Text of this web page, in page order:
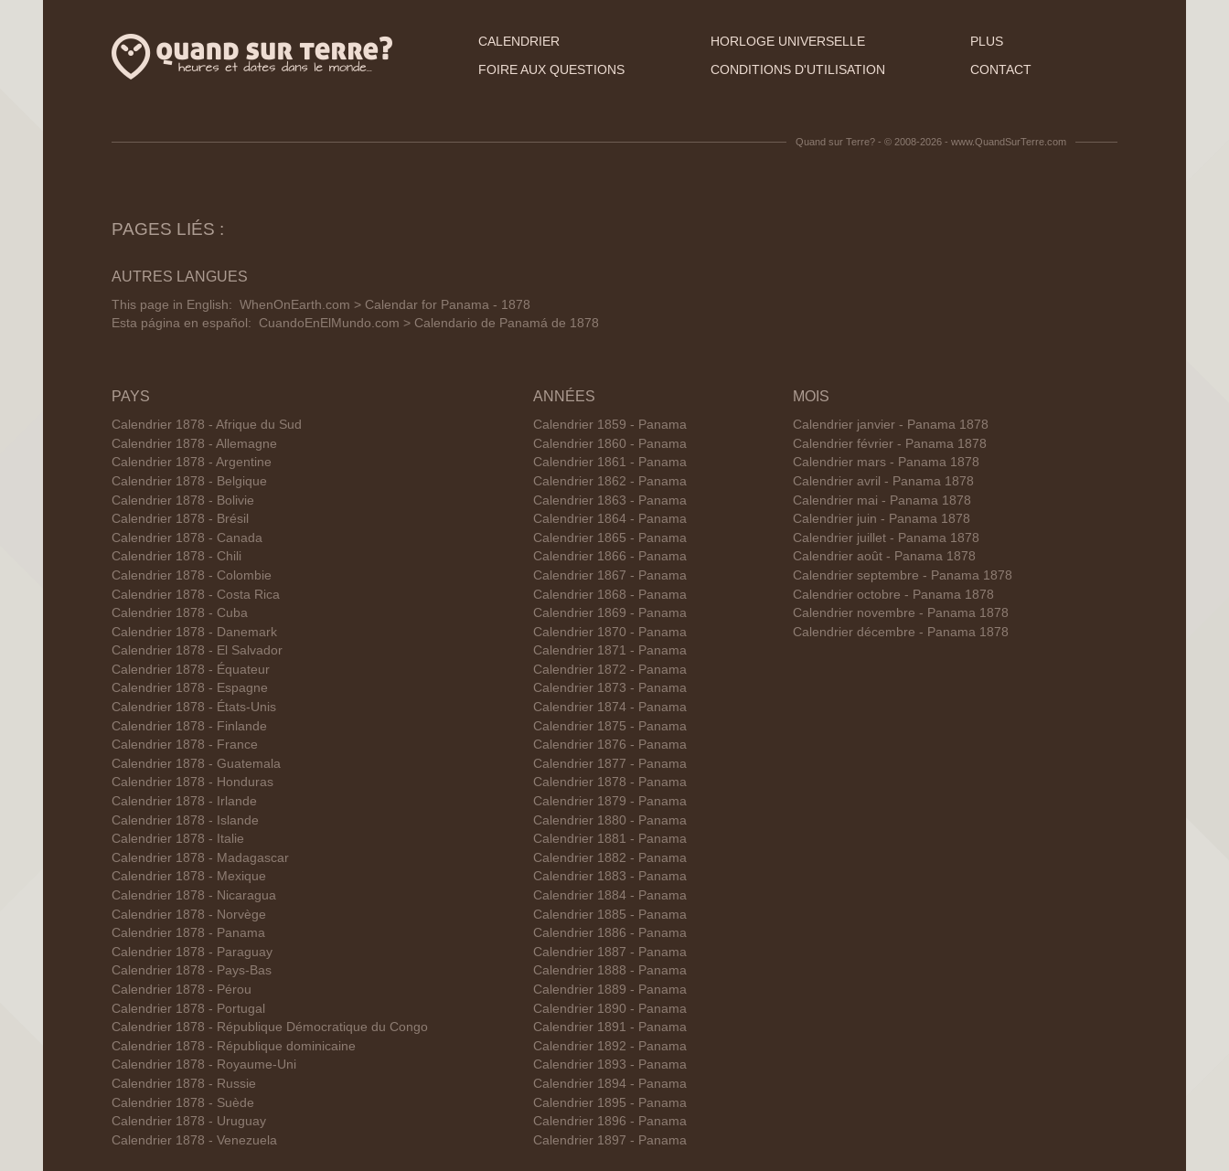
CALENDRIER HORLOGE UNIVERSELLE
PLUS
FOIRE AUX QUESTIONS
CONDITIONS D'UTILISATION CONTACT
Quand sur Terre? - © 2008-2026 - www.QuandSurTerre.com
PAGES LIÉS :
AUTRES LANGUES
This page in English: WhenOnEarth.com > Calendar for Panama - 1878
Esta página en español: CuandoEnElMundo.com > Calendario de Panamá de 1878
PAYS
Calendrier 1878 - Afrique du Sud
Calendrier 1878 - Allemagne
Calendrier 1878 - Argentine
Calendrier 1878 - Belgique
Calendrier 1878 - Bolivie
Calendrier 1878 - Brésil
Calendrier 1878 - Canada
Calendrier 1878 - Chili
Calendrier 1878 - Colombie
Calendrier 1878 - Costa Rica
Calendrier 1878 - Cuba
Calendrier 1878 - Danemark
Calendrier 1878 - El Salvador
Calendrier 1878 - Équateur
Calendrier 1878 - Espagne
Calendrier 1878 - États-Unis
Calendrier 1878 - Finlande
Calendrier 1878 - France
Calendrier 1878 - Guatemala
Calendrier 1878 - Honduras
Calendrier 1878 - Irlande
Calendrier 1878 - Islande
Calendrier 1878 - Italie
Calendrier 1878 - Madagascar
Calendrier 1878 - Mexique
Calendrier 1878 - Nicaragua
Calendrier 1878 - Norvège
Calendrier 1878 - Panama
Calendrier 1878 - Paraguay
Calendrier 1878 - Pays-Bas
Calendrier 1878 - Pérou
Calendrier 1878 - Portugal
Calendrier 1878 - République Démocratique du Congo
Calendrier 1878 - République dominicaine
Calendrier 1878 - Royaume-Uni
Calendrier 1878 - Russie
Calendrier 1878 - Suède
Calendrier 1878 - Uruguay
Calendrier 1878 - Venezuela
ANNÉES
Calendrier 1859 - Panama
Calendrier 1860 - Panama
Calendrier 1861 - Panama
Calendrier 1862 - Panama
Calendrier 1863 - Panama
Calendrier 1864 - Panama
Calendrier 1865 - Panama
Calendrier 1866 - Panama
Calendrier 1867 - Panama
Calendrier 1868 - Panama
Calendrier 1869 - Panama
Calendrier 1870 - Panama
Calendrier 1871 - Panama
Calendrier 1872 - Panama
Calendrier 1873 - Panama
Calendrier 1874 - Panama
Calendrier 1875 - Panama
Calendrier 1876 - Panama
Calendrier 1877 - Panama
Calendrier 1878 - Panama
Calendrier 1879 - Panama
Calendrier 1880 - Panama
Calendrier 1881 - Panama
Calendrier 1882 - Panama
Calendrier 1883 - Panama
Calendrier 1884 - Panama
Calendrier 1885 - Panama
Calendrier 1886 - Panama
Calendrier 1887 - Panama
Calendrier 1888 - Panama
Calendrier 1889 - Panama
Calendrier 1890 - Panama
Calendrier 1891 - Panama
Calendrier 1892 - Panama
Calendrier 1893 - Panama
Calendrier 1894 - Panama
Calendrier 1895 - Panama
Calendrier 1896 - Panama
Calendrier 1897 - Panama
MOIS
Calendrier janvier - Panama 1878
Calendrier février - Panama 1878
Calendrier mars - Panama 1878
Calendrier avril - Panama 1878
Calendrier mai - Panama 1878
Calendrier juin - Panama 1878
Calendrier juillet - Panama 1878
Calendrier août - Panama 1878
Calendrier septembre - Panama 1878
Calendrier octobre - Panama 1878
Calendrier novembre - Panama 1878
Calendrier décembre - Panama 1878